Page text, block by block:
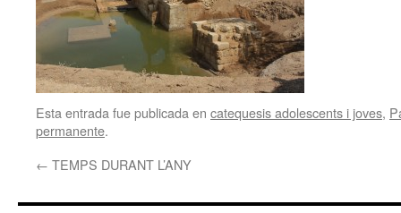
Esta entrada fue publicada en catequesis adolescents i joves,
permanente.
← TEMPS DURANT L’ANY